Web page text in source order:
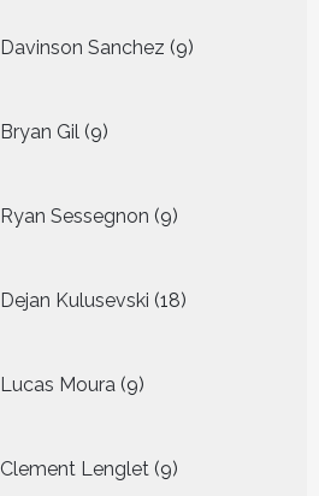
Davinson Sanchez 9
producten
Bryan Gil 9
producten
Ryan Sessegnon 9
producten
Dejan Kulusevski 18
producten
Lucas Moura 9
producten
Clement Lenglet 9
producten